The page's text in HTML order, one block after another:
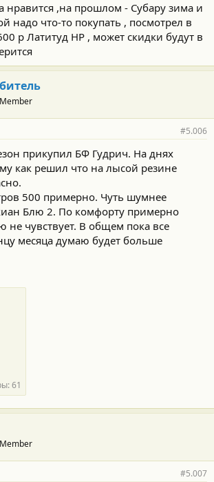
,на прошлом - Субару зима и
надо что-то покупать , посмотрел в
р Латитуд НР , может скидки будут в
#5.006
прикупил БФ Гудрич. На днях
как решил что на лысой резине
500 примерно. Чуть шумнее
Блю 2. По комфорту примерно
не чувствует. В общем пока все
месяца думаю будет больше
61
#5.007